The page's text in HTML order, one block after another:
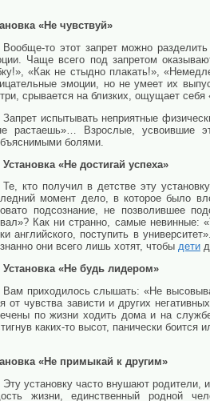
«Не чувствуй»
Вообще-то этот запрет можно
Чаще всего под запретом
«Как не стыдно плакать!»,
эмоции, но не умеет их
срывается на близких, ощущает
Запрет испытывать неприятные
растаешь»… Взрослые, усвоившие
болями.
Установка «Не достигай успеха»
Те, кто получил в детстве эту
момент дело, в которое было
подсознание, не позволившее
Как ни странно, самые невинные:
английского, поступить в
они всего лишь хотят, чтобы дети
Установка «Не будь лидером»
Вам приходилось слышать: «Не
от чувства зависти и других
по жизни ходить дома и на
каких-то высот, панически боится
«Не примыкай к другим»
Эту установку часто внушают
жизни, единственный родной